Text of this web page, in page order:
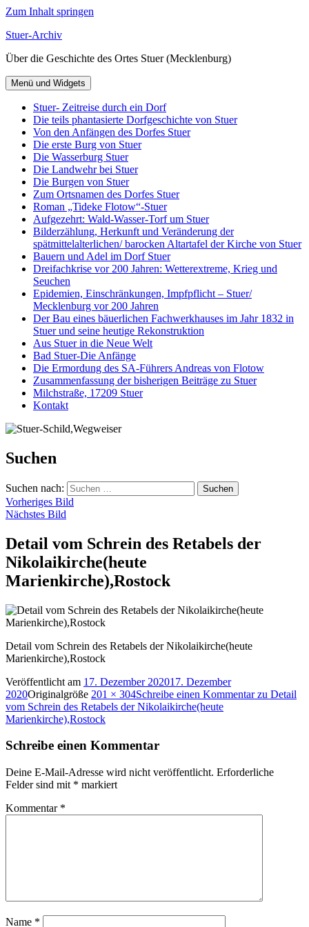
Zum Inhalt springen
Stuer-Archiv
Über die Geschichte des Ortes Stuer (Mecklenburg)
Menü und Widgets
Stuer- Zeitreise durch ein Dorf
Die teils phantasierte Dorfgeschichte von Stuer
Von den Anfängen des Dorfes Stuer
Die erste Burg von Stuer
Die Wasserburg Stuer
Die Landwehr bei Stuer
Die Burgen von Stuer
Zum Ortsnamen des Dorfes Stuer
Roman „Tideke Flotow“-Stuer
Aufgezehrt: Wald-Wasser-Torf um Stuer
Bilderzählung, Herkunft und Veränderung der
spätmittelalterlichen/ barocken Altartafel der Kirche von Stuer
Bauern und Adel im Dorf Stuer
Dreifachkrise vor 200 Jahren: Wetterextreme, Krieg und
Seuchen
Epidemien, Einschränkungen, Impfpflicht – Stuer/
Mecklenburg vor 200 Jahren
Der Bau eines bäuerlichen Fachwerkhauses im Jahr 1832 in
Stuer und seine heutige Rekonstruktion
Aus Stuer in die Neue Welt
Bad Stuer-Die Anfänge
Die Ermordung des SA-Führers Andreas von Flotow
Zusammenfassung der bisherigen Beiträge zu Stuer
Milchstraße, 17209 Stuer
Kontakt
Suchen
Suchen nach:
Vorheriges Bild
Nächstes Bild
Detail vom Schrein des Retabels der
Nikolaikirche(heute
Marienkirche),Rostock
Detail vom Schrein des Retabels der Nikolaikirche(heute
Marienkirche),Rostock
Veröffentlicht am 17. Dezember 202017. Dezember
2020Originalgröße 201 × 304Schreibe einen Kommentarzu Detail
vom Schrein des Retabels der Nikolaikirche(heute
Marienkirche),Rostock
Schreibe einen Kommentar
Deine E-Mail-Adresse wird nicht veröffentlicht. Erforderliche
Felder sind mit * markiert
Kommentar *
Name *